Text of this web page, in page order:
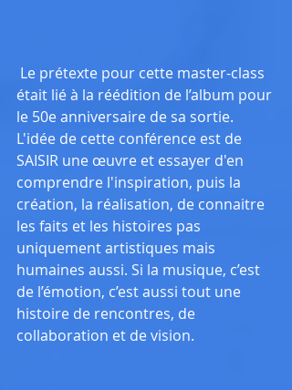
​ Le prétexte pour cette master-class
était lié à la réédition de l’album pour
le 50e anniversaire de sa sortie.
L'idée de cette conférence est de
SAISIR une œuvre et essayer d'en
comprendre l'inspiration, puis la
création, la réalisation, de connaitre
les faits et les histoires pas
uniquement artistiques mais
humaines aussi. Si la musique, c’est
de l’émotion, c’est aussi tout une
histoire de rencontres, de
collaboration et de vision.